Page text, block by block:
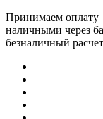
Принимаем оплату
наличными через
безналичный